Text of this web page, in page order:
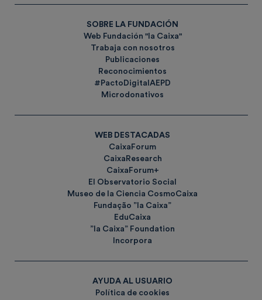
SOBRE LA FUNDACIÓN
Web Fundación "la Caixa"
Trabaja con nosotros
Publicaciones
Reconocimientos
#PactoDigitalAEPD
Microdonativos
WEB DESTACADAS
CaixaForum
CaixaResearch
CaixaForum+
El Observatorio Social
Museo de la Ciencia CosmoCaixa
Fundação ”la Caixa”
EduCaixa
”la Caixa” Foundation
Incorpora
AYUDA AL USUARIO
Política de cookies